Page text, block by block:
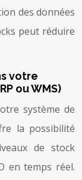
des données
peut réduire
votre
ou WMS)
système de
la possibilité
de stock
en temps réel.